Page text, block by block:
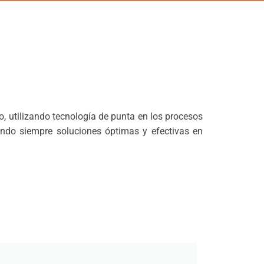
utilizando tecnología de punta en los procesos
siempre soluciones óptimas y efectivas en